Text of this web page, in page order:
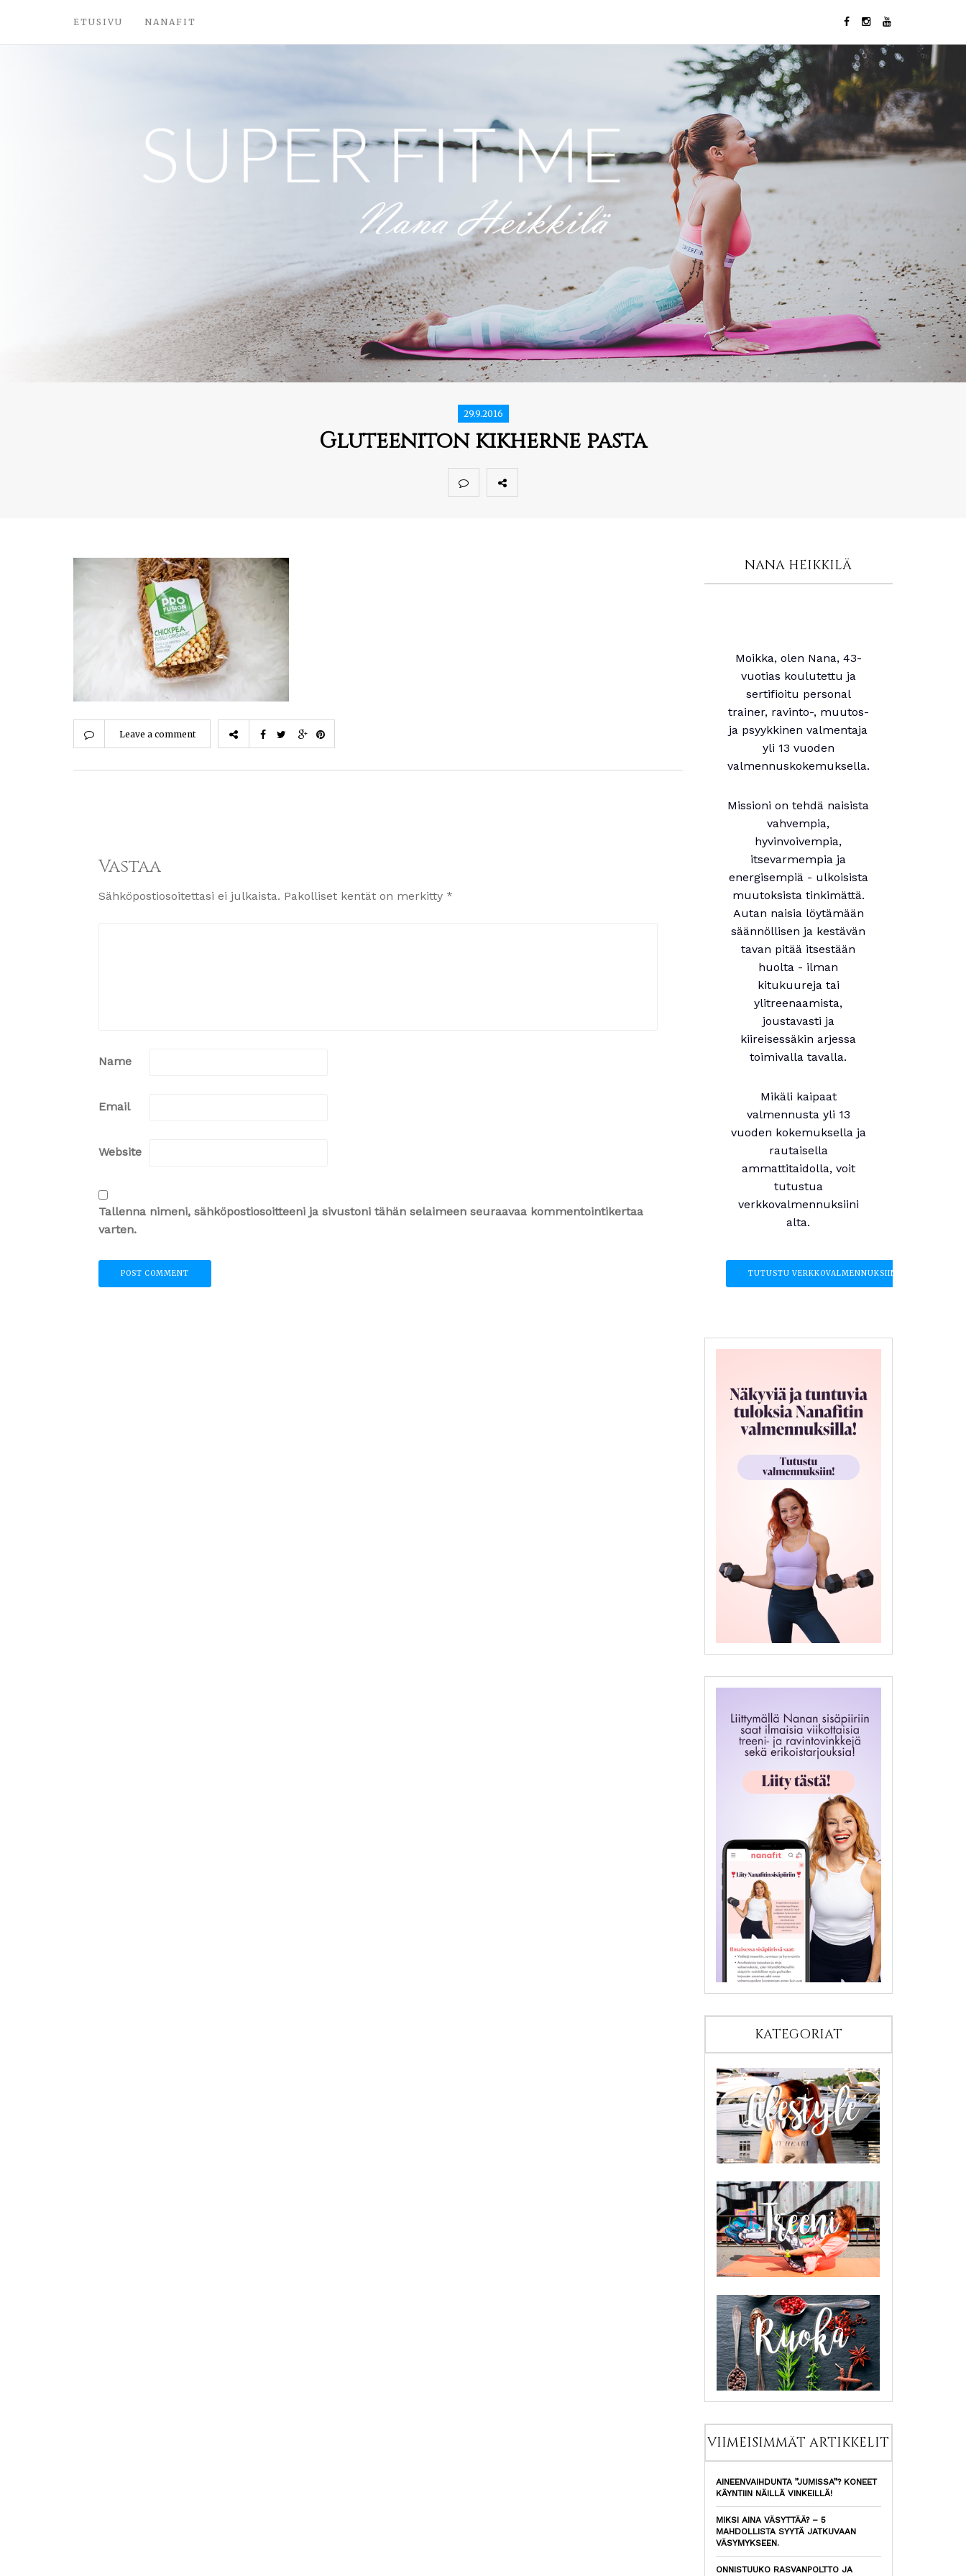
ETUSIVU NANAFIT
29.9.2016
Gluteeniton kikherne pasta
Leave a comment
Vastaa
Sähköpostiosoitettasi ei julkaista. Pakolliset kentät on merkitty *
Name
Email
Website
Tallenna nimeni, sähköpostiosoitteeni ja sivustoni tähän selaimeen seuraavaa kommentointikertaa
varten.
NANA HEIKKILÄ
Moikka, olen Nana, 43-
vuotias koulutettu ja
sertifioitu personal
trainer, ravinto-, muutos-
ja psyykkinen valmentaja
yli 13 vuoden
valmennuskokemuksella.
Missioni on tehdä naisista
vahvempia,
hyvinvoivempia,
itsevarmempia ja
energisempiä - ulkoisista
muutoksista tinkimättä.
Autan naisia löytämään
säännöllisen ja kestävän
tavan pitää itsestään
huolta - ilman
kitukuureja tai
ylitreenaamista,
joustavasti ja
kiireisessäkin arjessa
toimivalla tavalla.
Mikäli kaipaat
valmennusta yli 13
vuoden kokemuksella ja
rautaisella
ammattitaidolla, voit
tutustua
verkkovalmennuksiini
alta.
TUTUSTU VERKKOVALMENNUKSIIN
KATEGORIAT
VIIMEISIMMÄT ARTIKKELIT
AINEENVAIHDUNTA ”JUMISSA”? KONEET
KÄYNTIIN NÄILLÄ VINKEILLÄ!
MIKSI AINA VÄSYTTÄÄ? – 5
MAHDOLLISTA SYYTÄ JATKUVAAN
VÄSYMYKSEEN.
ONNISTUUKO RASVANPOLTTO JA